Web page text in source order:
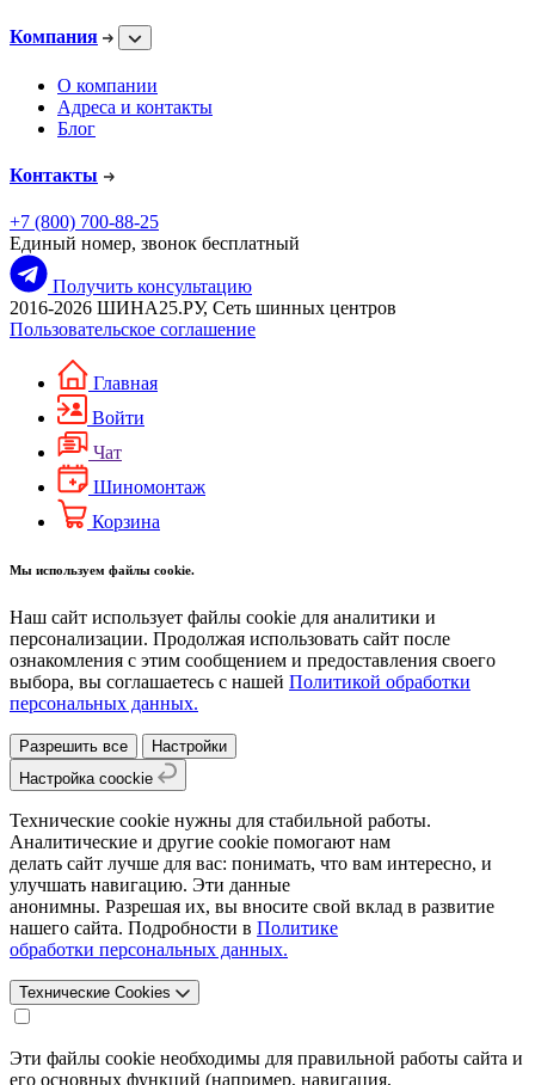
Компания
О компании
Адреса и контакты
Блог
Контакты
+7 (800) 700-88-25
Единый номер, звонок бесплатный
Получить консультацию
2016-2026 ШИНА25.РУ, Сеть шинных центров
Пользовательское соглашение
Главная
Войти
Чат
Шиномонтаж
Корзина
Мы используем файлы cookie.
Наш сайт использует файлы cookie для аналитики и
персонализации. Продолжая использовать сайт после
ознакомления с этим сообщением и предоставления своего
выбора, вы соглашаетесь с нашей Политикой обработки
персональных данных.
Разрешить все
Настройки
Настройка coockie
Технические cookie нужны для стабильной работы.
Аналитические и другие cookie помогают нам
делать сайт лучше для вас: понимать, что вам интересно, и
улучшать навигацию. Эти данные
анонимны. Разрешая их, вы вносите свой вклад в развитие
нашего сайта. Подробности в Политике
обработки персональных данных.
Технические Cookies
Эти файлы cookie необходимы для правильной работы сайта и
его основных функций (например, навигация,